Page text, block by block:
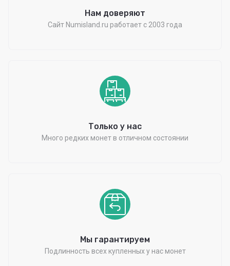
Нам доверяют
Сайт Numisland.ru работает с 2003 года
Только у нас
Много редких монет в отличном состоянии
Мы гарантируем
Подлинность всех купленных у нас монет